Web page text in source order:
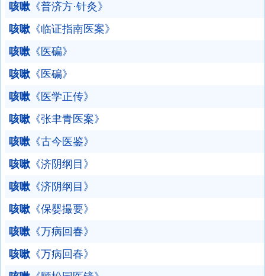
咳嗽 《普济方·针灸》
咳嗽 《临证指南医案》
咳嗽 《医碥》
咳嗽 《医碥》
咳嗽 《医学正传》
咳嗽 《张聿青医案》
咳嗽 《古今医鉴》
咳嗽 《济阴纲目》
咳嗽 《济阴纲目》
咳嗽 《保婴撮要》
咳嗽 《万病回春》
咳嗽 《万病回春》